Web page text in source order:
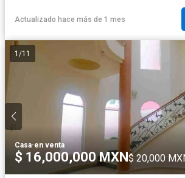
Actualizado hace más de 1 mes
1 /11
Casa·en venta
$ 16,000,000 MXN$ 20,000